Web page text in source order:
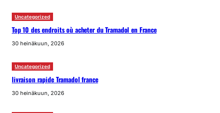
Uncategorized
Top 10 des endroits où acheter du Tramadol en France
30 heinäkuun, 2026
Uncategorized
livraison rapide Tramadol france
30 heinäkuun, 2026